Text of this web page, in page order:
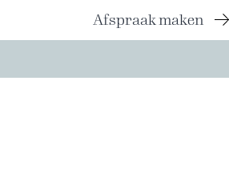
Afspraak maken